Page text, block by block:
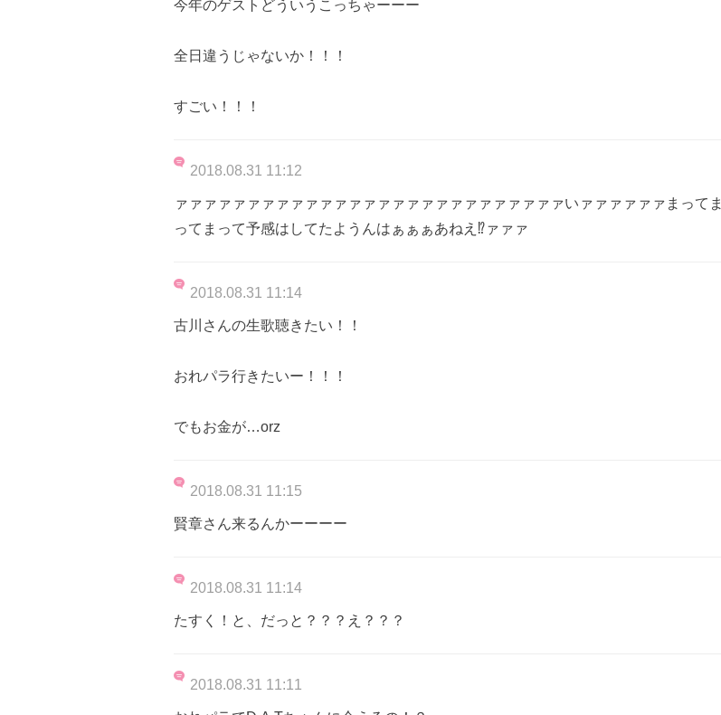
今年のゲストどういうこっちゃーーー
全日違うじゃないか！！！
すごい！！！
2018.08.31 11:12
ァァァァァァァァァァァァァァァァァァァァァァァァァァァいァァァァァァまってま
ってまって予感はしてたようんはぁぁぁあねえ⁉︎ァァァ
2018.08.31 11:14
古川さんの生歌聴きたい！！
おれパラ行きたいー！！！
でもお金が…orz
2018.08.31 11:15
賢章さん来るんかーーーー
2018.08.31 11:14
たすく！と、だっと？？？え？？？
2018.08.31 11:11